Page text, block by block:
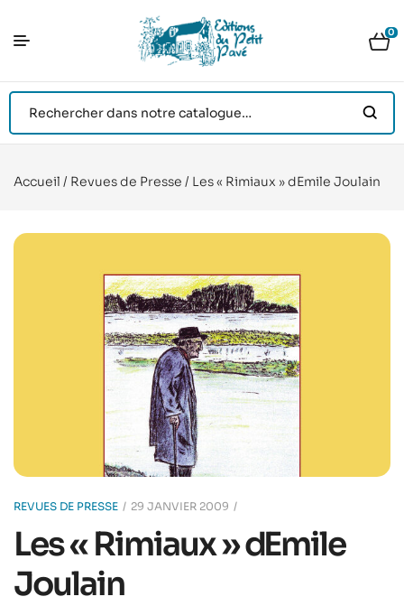
0
Accueil / Revues de Presse / Les « Rimiaux » dEmile Joulain
REVUES DE PRESSE 29 JANVIER 2009
Les « Rimiaux » dEmile
Joulain